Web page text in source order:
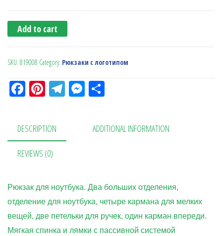
Add to cart
SKU: 819008 Category: Рюкзаки с логотипом
Fa
bo
ok
Pi
er
es
t
Te
a
M
se
n
ра
в
DESCRIPTION ADDITIONAL INFORMATION
REVIEWS (0)
Рюкзак для ноутбука. Два больших отделения,
отделение для ноутбука, четыре кармана для мелких
вещей, две петельки для ручек, один карман впереди.
Мягкая спинка и лямки с пассивной системой